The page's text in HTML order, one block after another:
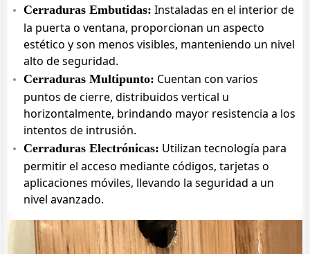
Cerraduras Embutidas: Instaladas en el interior de
la puerta o ventana, proporcionan un aspecto
estético y son menos visibles, manteniendo un nivel
alto de seguridad.
Cerraduras Multipunto: Cuentan con varios
puntos de cierre, distribuidos vertical u
horizontalmente, brindando mayor resistencia a los
intentos de intrusión.
Cerraduras Electrónicas: Utilizan tecnología para
permitir el acceso mediante códigos, tarjetas o
aplicaciones móviles, llevando la seguridad a un
nivel avanzado.